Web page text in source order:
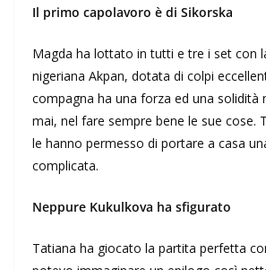
Il primo capolavoro è di Sikorska
Magda ha lottato in tutti e tre i set con
nigeriana Akpan, dotata di colpi
compagna ha una forza ed una solidità
mai, nel fare sempre bene le sue cose.
le hanno permesso di portare a casa
complicata.
Neppure Kukulkova ha sfigurato
Tatiana ha giocato la partita perfetta